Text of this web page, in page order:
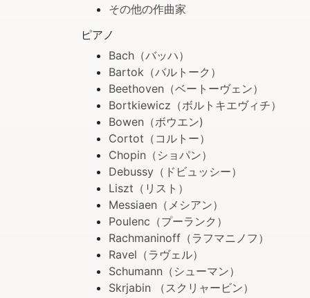
その他の作曲家
ピアノ
Bach（バッハ）
Bartok（バルトーク）
Beethoven（ベートーヴェン）
Bortkiewicz（ボルトキエヴィチ）
Bowen（ボウエン)
Cortot（コルトー）
Chopin（ショパン）
Debussy（ドビュッシー）
Liszt（リスト）
Messiaen（メシアン）
Poulenc（プーランク）
Rachmaninoff（ラフマニノフ）
Ravel（ラヴェル）
Schumann（シューマン）
Skrjabin （スクリャービン）